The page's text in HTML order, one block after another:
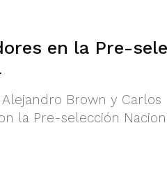
en la Pre-
Brown y Carlos
la Pre-selección